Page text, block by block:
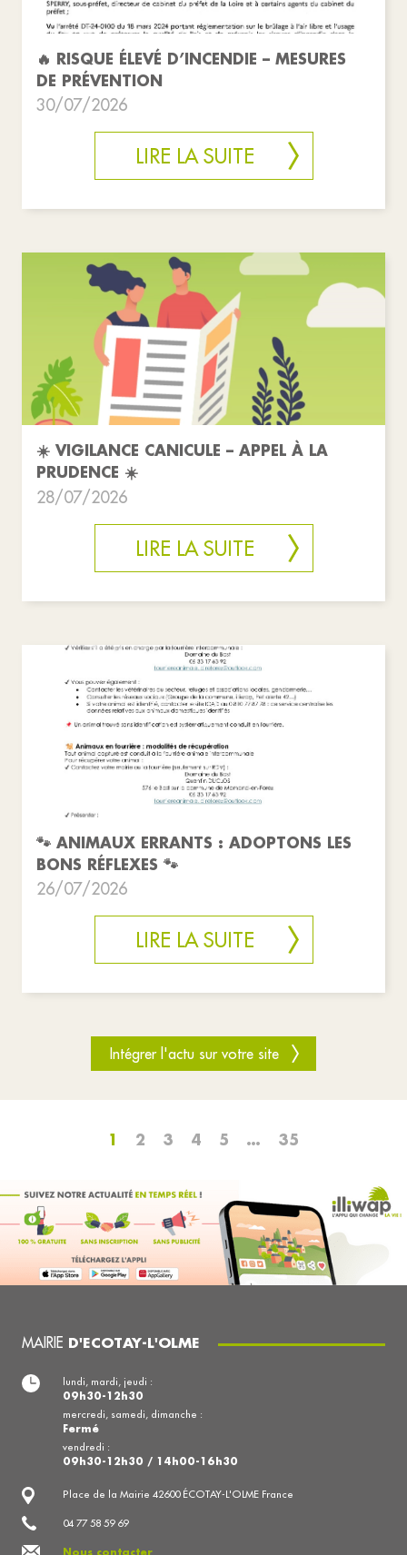
🔥 RISQUE ÉLEVÉ D’INCENDIE – MESURES
DE PRÉVENTION
30/07/2026
LIRE LA SUITE
☀️ VIGILANCE CANICULE – APPEL À LA
PRUDENCE ☀️
28/07/2026
LIRE LA SUITE
🐾 ANIMAUX ERRANTS : ADOPTONS LES
BONS RÉFLEXES 🐾
26/07/2026
LIRE LA SUITE
Intégrer l'actu sur votre site
1 2 3 4 5 … 35
MAIRIE D'ECOTAY-L'OLME
Place de la Mairie 42600 ÉCOTAY-L'OLME France
04 77 58 59 69
Nous contacter
lundi, mardi, jeudi :
09h30-12h30
mercredi, samedi, dimanche :
Fermé
vendredi :
09h30-12h30 / 14h00-16h30